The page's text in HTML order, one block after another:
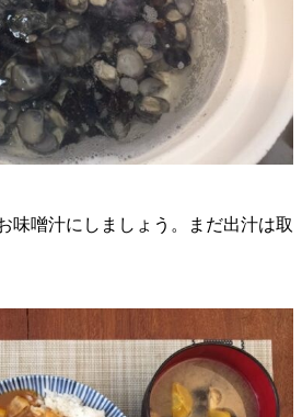
味噌汁にしましょう。まだ出汁は取